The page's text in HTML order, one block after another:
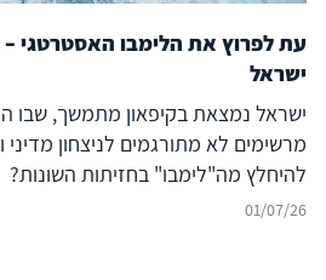
תעשיותיה, אלא מהווה איום ישיר על
במרחב הסוני
עת לפרוץ את הלימבו האסטרטגי
ישראל
ישראל נמצאת בקיפאון מתמשך, שבו
מרשימים לא מתורגמים לניצחון מדיני
להיחלץ מה"לימבו" בחזיתות השונות?
01/07/26